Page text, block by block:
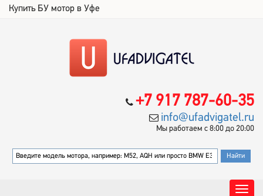
Купить БУ мотор в Уфе
+7 917 787-60-35
info@ufadvigatel.ru
Мы работаем с 8:00 до 20:00